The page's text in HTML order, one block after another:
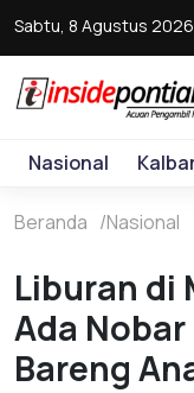
Sabtu, 8 Agustus 2026
Nasional
Beranda Nasional
Liburan di
Ada
Bareng